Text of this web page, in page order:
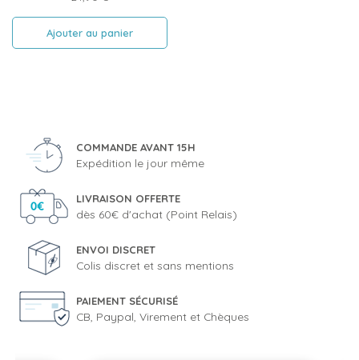
Ajouter au panier
COMMANDE AVANT 15H
Expédition le jour même
LIVRAISON OFFERTE
dès 60€ d'achat (Point Relais)
ENVOI DISCRET
Colis discret et sans mentions
PAIEMENT SÉCURISÉ
CB, Paypal, Virement et Chèques